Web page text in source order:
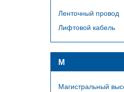
Ленточный провод
Лифтовой кабель
М
Магистральный